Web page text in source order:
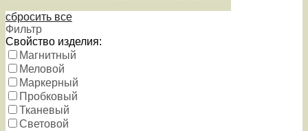
сбросить все
Фильтр
Свойство изделия:
Магнитный
Меловой
Маркерный
Пробковый
Тканевый
Световой